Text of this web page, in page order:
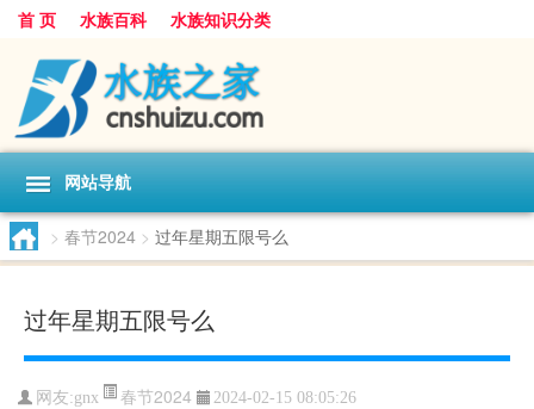
首 页 水族百科 水族知识分类
网站导航
> 春节2024 > 过年星期五限号么
过年星期五限号么
网友:gnx 春节2024 2024-02-15 08:05:26